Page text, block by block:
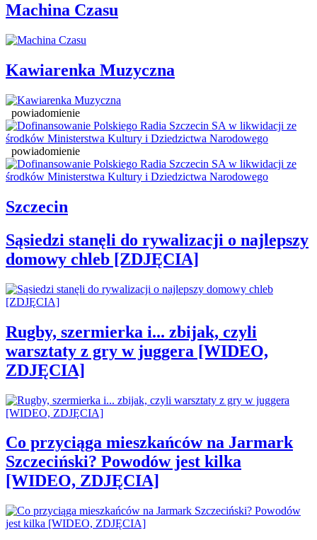
Machina Czasu
Kawiarenka Muzyczna
powiadomienie
powiadomienie
Szczecin
Sąsiedzi stanęli do rywalizacji o najlepszy
domowy chleb [ZDJĘCIA]
Rugby, szermierka i... zbijak, czyli
warsztaty z gry w juggera [WIDEO,
ZDJĘCIA]
Co przyciąga mieszkańców na Jarmark
Szczeciński? Powodów jest kilka
[WIDEO, ZDJĘCIA]